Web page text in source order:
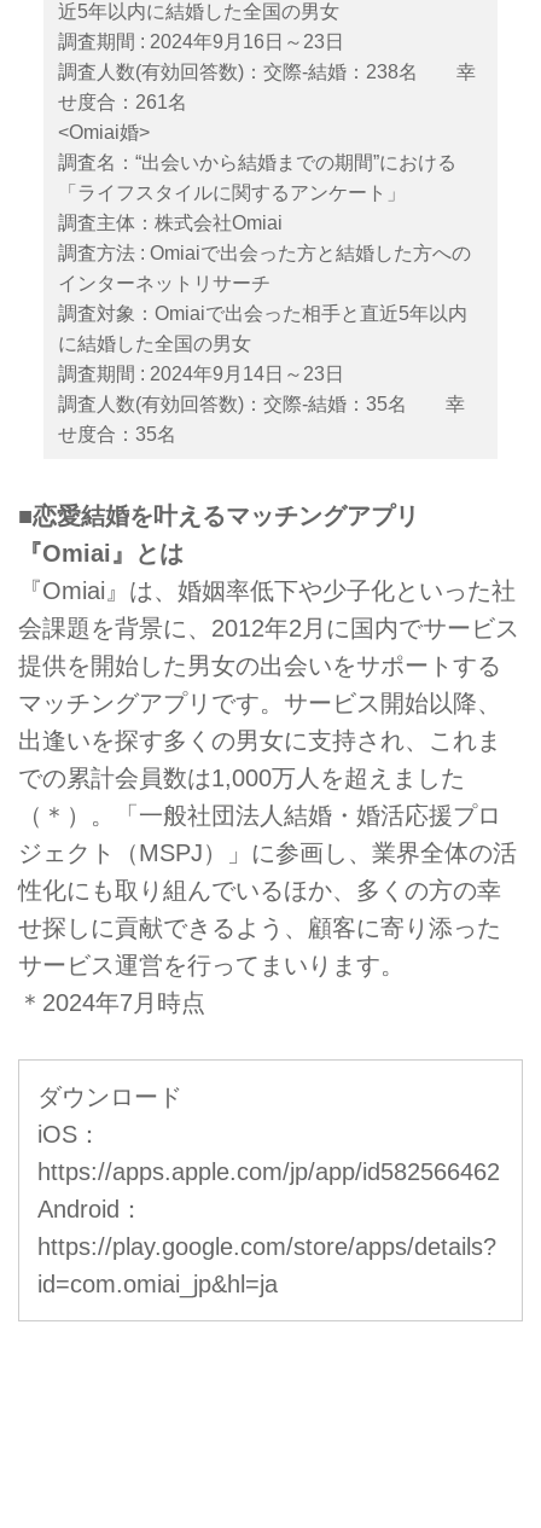
近5年以内に結婚した全国の男女
調査期間 : 2024年9月16日～23日
調査人数(有効回答数)：交際‐結婚：238名 幸
せ度合：261名
<Omiai婚>
調査名：“出会いから結婚までの期間”における
「ライフスタイルに関するアンケート」
調査主体：株式会社Omiai
調査方法 : Omiaiで出会った方と結婚した方への
インターネットリサーチ
調査対象：Omiaiで出会った相手と直近5年以内
に結婚した全国の男女
調査期間 : 2024年9月14日～23日
調査人数(有効回答数)：交際‐結婚：35名 幸
せ度合：35名
■恋愛結婚を叶えるマッチングアプリ
『Omiai』とは
『Omiai』は、婚姻率低下や少子化といった社
会課題を背景に、2012年2月に国内でサービス
提供を開始した男女の出会いをサポートする
マッチングアプリです。サービス開始以降、
出逢いを探す多くの男女に支持され、これま
での累計会員数は1,000万人を超えました
（＊）。「一般社団法人結婚・婚活応援プロ
ジェクト（MSPJ）」に参画し、業界全体の活
性化にも取り組んでいるほか、多くの方の幸
せ探しに貢献できるよう、顧客に寄り添った
サービス運営を行ってまいります。
＊2024年7月時点
ダウンロード
iOS：
https://apps.apple.com/jp/app/id582566462
Android：
https://play.google.com/store/apps/details?
id=com.omiai_jp&hl=ja